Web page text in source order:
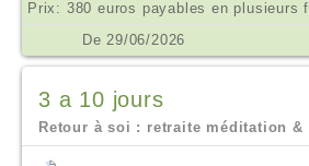
De 29/06/2026
3 a 10 jours
Retour à soi : retraite méditation &